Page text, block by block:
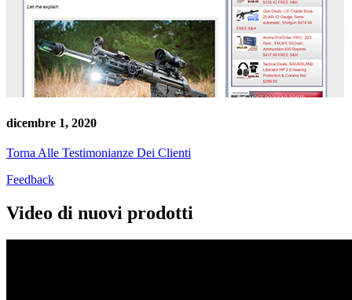
dicembre 1, 2020
Torna Alle Testimonianze Dei Clienti
Feedback
Video di nuovi prodotti